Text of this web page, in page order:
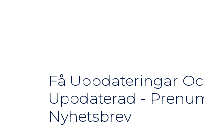
Få Uppdateringar
Uppdaterad -
Nyhetsbrev